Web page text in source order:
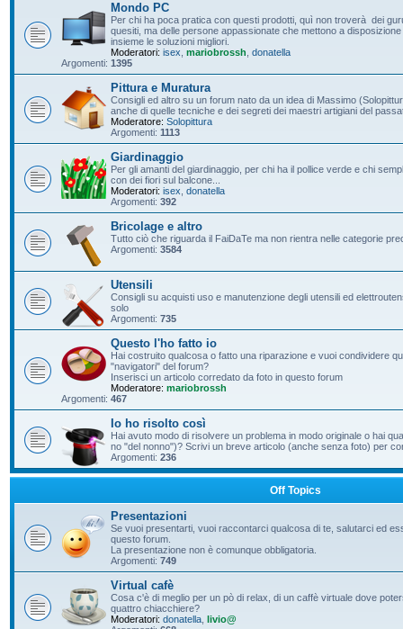
Mondo PC
Per chi ha poca pratica con questi prodotti, quì non troverà dei
quesiti, ma delle persone appassionate che mettono a
insieme le soluzioni migliori.
Moderatori: isex mariobrossh donatella
Argomenti: 1395
Pittura e Muratura
Consigli ed altro su un forum nato da un idea di Massimo
anche di quelle tecniche e dei segreti dei maestri artigiani del
Moderatore: Solopittura
Argomenti: 1113
Giardinaggio
Per gli amanti del giardinaggio, per chi ha il pollice verde e chi
con dei fiori sul balcone...
Moderatori: isex donatella
Argomenti: 392
Bricolage e altro
Tutto ciò che riguarda il FaiDaTe ma non rientra nelle categorie
Argomenti: 3584
Utensili
Consigli su acquisti uso e manutenzione degli utensili ed
solo
Argomenti: 735
Questo l'ho fatto io
Hai costruito qualcosa o fatto una riparazione e vuoi condividere
"navigatori" del forum?
Inserisci un articolo corredato da foto in questo forum
Moderatore: mariobrossh
Argomenti: 467
Io ho risolto così
Hai avuto modo di risolvere un problema in modo originale o hai
no "del nonno")? Scrivi un breve articolo (anche senza foto) per
Argomenti: 236
Off Topics
Presentazioni
Se vuoi presentarti, vuoi raccontarci qualcosa di te, salutarci ed
questo forum.
La presentazione non è comunque obbligatoria.
Argomenti: 749
Virtual cafè
Cosa c'è di meglio per un pò di relax, di un caffè virtuale dove
quattro chiacchiere?
Moderatori: donatella livio@